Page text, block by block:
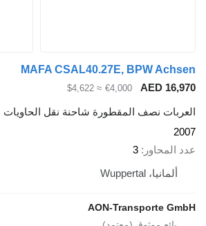
MAFA CSAL40.27E, BPW
AED
€4,000
≈ $4,622
نصف المقطورة شاحنة نقل الحاويات
المحاور 3
ألمانيا، Wuppertal
AON-Transporte